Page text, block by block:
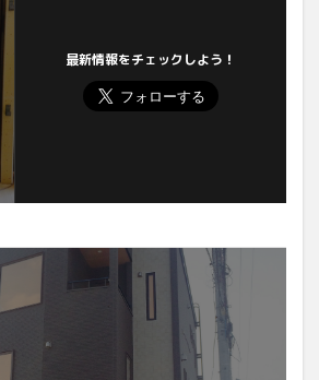
最新情報をチェックしよう！